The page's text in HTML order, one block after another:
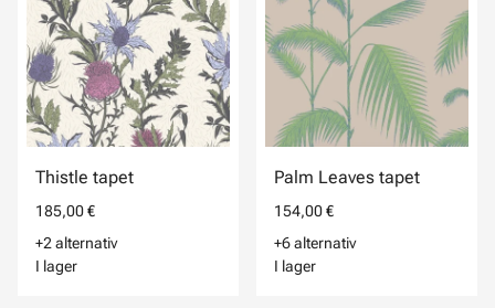
Thistle tapet
185,00 €
+2 alternativ
I lager
Palm Leaves tapet
154,00 €
+6 alternativ
I lager